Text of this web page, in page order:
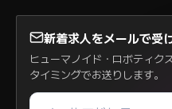
新着求人をメールで受
ヒューマノイド・ロボティク
タイミングでお送りします。